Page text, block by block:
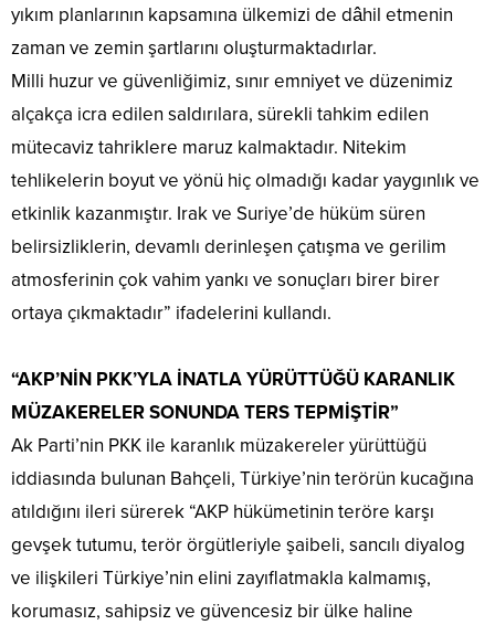
yıkım planlarının kapsamına ülkemizi de dâhil etmenin
zaman ve zemin şartlarını oluşturmaktadırlar.
Milli huzur ve güvenliğimiz, sınır emniyet ve düzenimiz
alçakça icra edilen saldırılara, sürekli tahkim edilen
mütecaviz tahriklere maruz kalmaktadır. Nitekim
tehlikelerin boyut ve yönü hiç olmadığı kadar yaygınlık ve
etkinlik kazanmıştır. Irak ve Suriye’de hüküm süren
belirsizliklerin, devamlı derinleşen çatışma ve gerilim
atmosferinin çok vahim yankı ve sonuçları birer birer
ortaya çıkmaktadır” ifadelerini kullandı.
“AKP’NİN PKK’YLA İNATLA YÜRÜTTÜĞÜ KARANLIK
MÜZAKERELER SONUNDA TERS TEPMİŞTİR”
Ak Parti’nin PKK ile karanlık müzakereler yürüttüğü
iddiasında bulunan Bahçeli, Türkiye’nin terörün kucağına
atıldığını ileri sürerek “AKP hükümetinin teröre karşı
gevşek tutumu, terör örgütleriyle şaibeli, sancılı diyalog
ve ilişkileri Türkiye’nin elini zayıflatmakla kalmamış,
korumasız, sahipsiz ve güvencesiz bir ülke haline